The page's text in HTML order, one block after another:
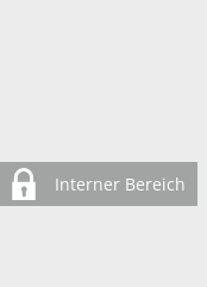
Interner Bereich